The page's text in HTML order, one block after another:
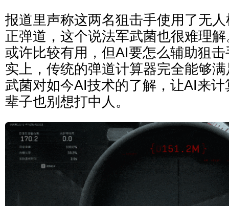
报道里声称这两名狙击手使用了无
正弹道，这个说法军武菌也很难理
或许比较有用，但AI要怎么辅助狙
实上，传统的弹道计算器完全能够
武菌对如今AI技术的了解，让AI来
辈子也别想打中人。